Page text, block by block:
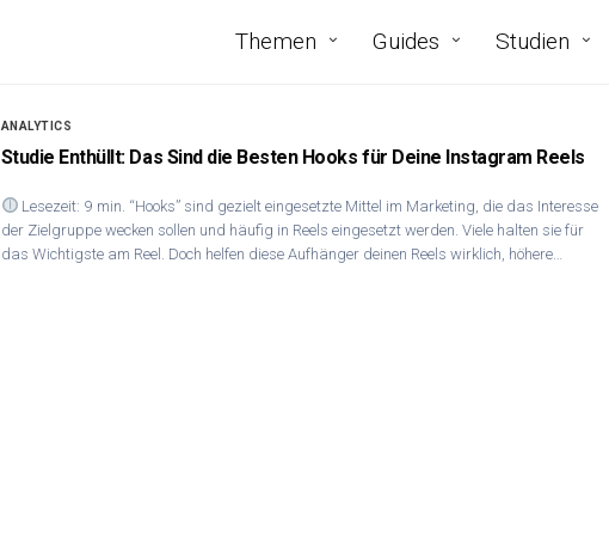
Themen Guides Studien
ANALYTICS
Studie Enthüllt: Das Sind die Besten Hooks für Deine Instagram Reels
Lesezeit: 9 min. “Hooks” sind gezielt eingesetzte Mittel im Marketing, die das Interesse
der Zielgruppe wecken sollen und häufig in Reels eingesetzt werden. Viele halten sie für
das Wichtigste am Reel. Doch helfen diese Aufhänger deinen Reels wirklich, höhere…